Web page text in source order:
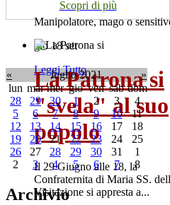
Manipolatore, mago o
gio 18 set
Leggi Tutto
La Patrona si
"svela" al suo
popolo
Il 29 Giugno alle 18, la
Confraternita di Maria SS.
Visitazione si appresta a...
Scopri di più
« luglio 2021
»
lun mar mer gio ven sab dom
28
29 30 1 2 3
4
5
6 7 8 9 10
11
12
13 14 15 16 17
18
19
20 21 22 23 24
25
26
27 28 29 30 31
1
2
3 4 5 6 7 8
Archivio